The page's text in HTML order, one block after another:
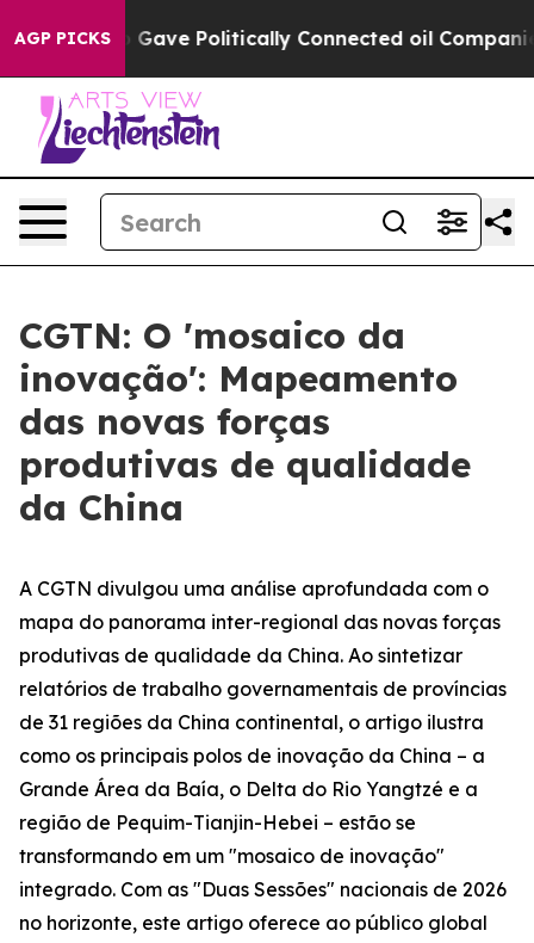
AGP PICKSGave Politically Connected oil Companies —
CGTN: O 'mosaico da
inovação': Mapeamento
das novas forças
produtivas de qualidade
da China
A CGTN divulgou uma análise aprofundada com o
mapa do panorama inter-regional das novas forças
produtivas de qualidade da China. Ao sintetizar
relatórios de trabalho governamentais de províncias
de 31 regiões da China continental, o artigo ilustra
como os principais polos de inovação da China – a
Grande Área da Baía, o Delta do Rio Yangtzé e a
região de Pequim-Tianjin-Hebei – estão se
transformando em um "mosaico de inovação"
integrado. Com as "Duas Sessões" nacionais de 2026
no horizonte, este artigo oferece ao público global